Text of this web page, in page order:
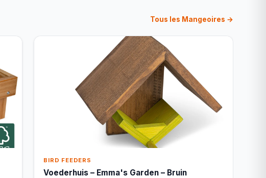
Tous les Mangeoires →
BIRD FEEDERS
Voederhuis – Emma's Garden – Bruin